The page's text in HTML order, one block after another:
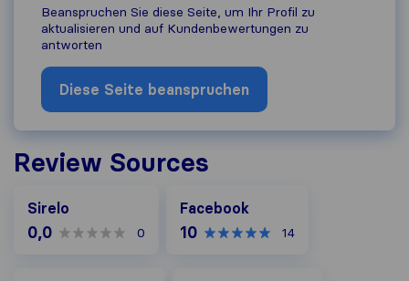
Beanspruchen Sie diese Seite, um Ihr Profil zu
aktualisieren und auf Kundenbewertungen zu
antworten
Diese Seite beanspruchen
Review Sources
Sirelo
0,0 0
Facebook
10 14